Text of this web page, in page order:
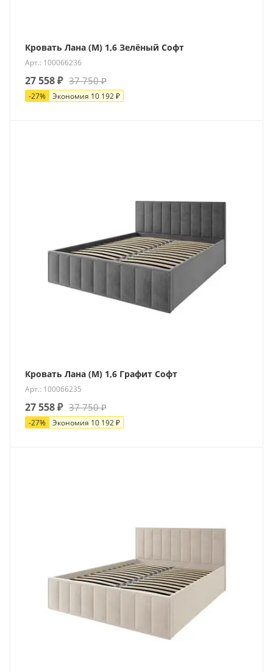
Кровать Лана (М) 1,6 Зелёный Софт
Арт.: 100066236
27 558₽ 37 750₽
-27% Экономия 10 192₽
Кровать Лана (М) 1,6 Графит Софт
Арт.: 100066235
27 558₽ 37 750₽
-27% Экономия 10 192₽